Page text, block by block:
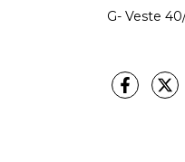
G- Veste